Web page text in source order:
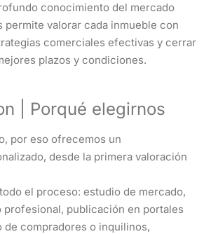
conocimiento del mercado
permite valorar cada inmueble con
comerciales efectivas y cerrar
plazos y condiciones.
| Porqué elegirnos
por eso ofrecemos un
desde la primera valoración
el proceso: estudio de mercado,
publicación en portales
compradores o inquilinos,